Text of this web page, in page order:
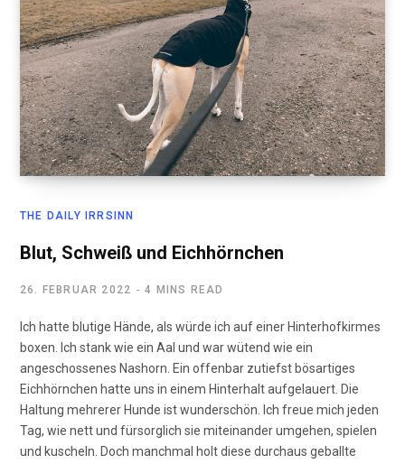
THE DAILY IRRSINN
Blut, Schweiß und Eichhörnchen
26. FEBRUAR 2022 4 MINS READ
Ich hatte blutige Hände, als würde ich auf einer Hinterhofkirmes
boxen. Ich stank wie ein Aal und war wütend wie ein
angeschossenes Nashorn. Ein offenbar zutiefst bösartiges
Eichhörnchen hatte uns in einem Hinterhalt aufgelauert. Die
Haltung mehrerer Hunde ist wunderschön. Ich freue mich jeden
Tag, wie nett und fürsorglich sie miteinander umgehen, spielen
und kuscheln. Doch manchmal holt diese durchaus geballte